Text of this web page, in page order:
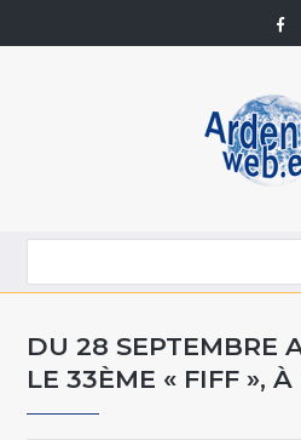
DU 28 SEPTEMBRE
LE 33ÈME « FIFF »,